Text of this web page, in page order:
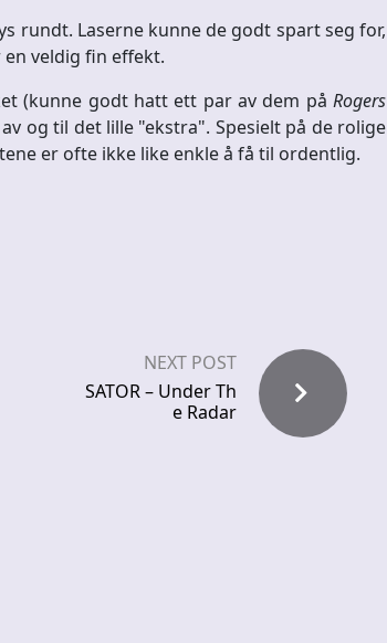
rundt. Laserne kunne de godt spart seg for,
veldig fin effekt.
(kunne godt hatt ett par av dem på Rogers
og til det lille "ekstra". Spesielt på de rolige
er ofte ikke like enkle å få til ordentlig.
NEXT POST
SATOR – Under Th
e Radar